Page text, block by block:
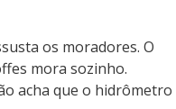
os moradores. O
mora sozinho.
acha que o hidrômetro